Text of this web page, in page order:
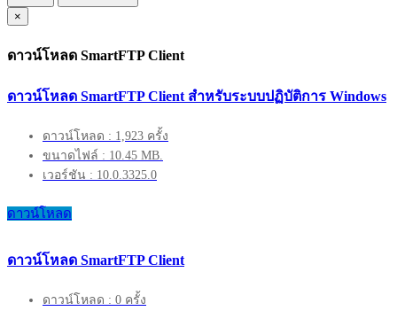
×
ดาวน์โหลด SmartFTP Client
ดาวน์โหลด SmartFTP Client สำหรับระบบปฏิบัติการ Windows
ดาวน์โหลด : 1,923 ครั้ง
ขนาดไฟล์ : 10.45 MB.
เวอร์ชัน : 10.0.3325.0
ดาวน์โหลด
ดาวน์โหลด SmartFTP Client
ดาวน์โหลด : 0 ครั้ง